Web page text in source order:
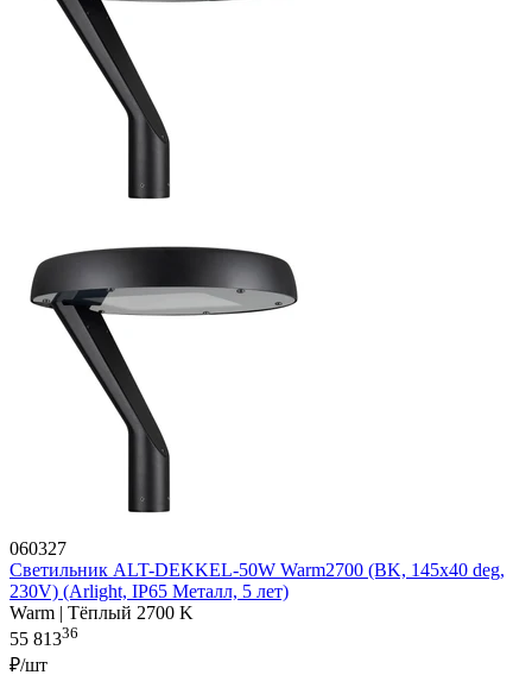
060327
Светильник ALT-DEKKEL-50W Warm2700 (BK, 145x40 deg,
230V) (Arlight, IP65 Металл, 5 лет)
Warm | Тёплый 2700 K
55 81336
₽/шт